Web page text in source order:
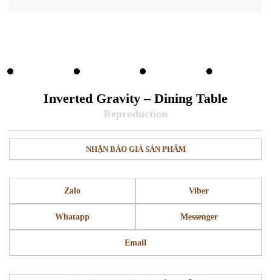
Inverted Gravity – Dining Table
NHẬN BÁO GIÁ SẢN PHẨM
Zalo Viber
Whatapp Messenger
Email